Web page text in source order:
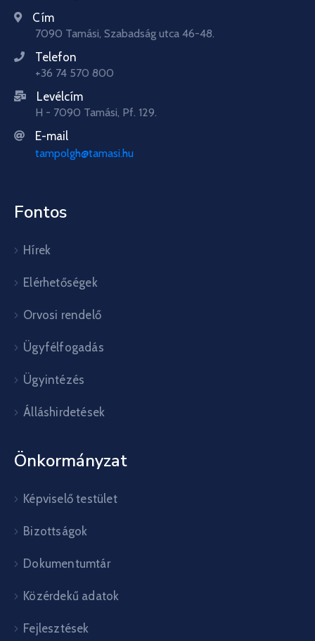
Cím
7090 Tamási, Szabadság utca 46-48.
Telefon
+36 74 570 800
Levélcím
H - 7090 Tamási, Pf. 129.
E-mail
tampolgh@tamasi.hu
Fontos
Hírek
Elérhetőségek
Orvosi rendelő
Ügyfélfogadás
Ügyintézés
Álláshirdetések
Önkormányzat
Képviselő testület
Bizottságok
Dokumentumtár
Közérdekű adatok
Fejlesztések